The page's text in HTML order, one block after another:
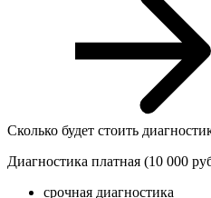
Сколько будет стоить
Диагностика платная (10 000
срочная диагностика